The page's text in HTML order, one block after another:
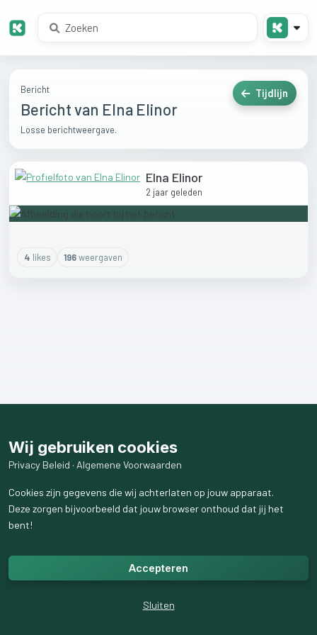
Bericht
Bericht van Elna Elinor
Losse berichtweergave.
Tijdlijn
Elna Elinor
2 jaar geleden
4 likes 196weergaven
Wij gebruiken cookies
Privacy Beleid · Algemene Voorwaarden
Cookies zijn gegevens die wij achterlaten op jouw apparaat.
Deze zorgen bijvoorbeeld dat jouw browser onthoud dat jij het
bent!
Accepteren
Sluiten